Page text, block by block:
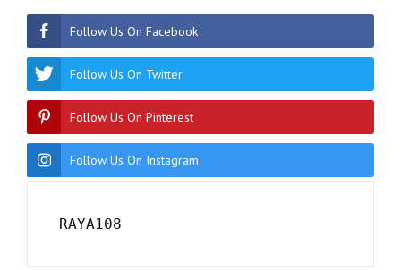
Follow Us On Facebook
Follow Us On Twitter
Follow Us On Pinterest
Follow Us On Instagram
RAYA108